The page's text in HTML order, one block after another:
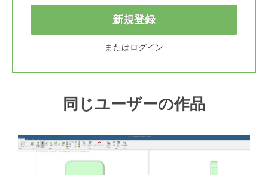
新規登録
またはログイン
同じユーザーの作品